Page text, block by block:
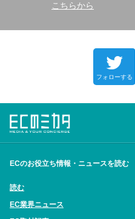
こちらから
フォローする
ECのお役立ち情報・ニュースを読む
読む
EC業界ニュース